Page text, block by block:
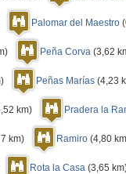
Palomar del Maestro
Peña Corva (3,62
Peñas Marías (4,23
km) Pradera la
km) Ramiro (4,80
Rota la Casa (3,65